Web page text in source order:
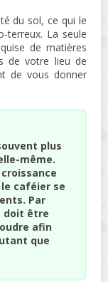
du sol, ce qui le
terreux. La seule
de matières
de votre lieu de
de vous donner
plus
même.
caféier se
Par
doit être
afin
que